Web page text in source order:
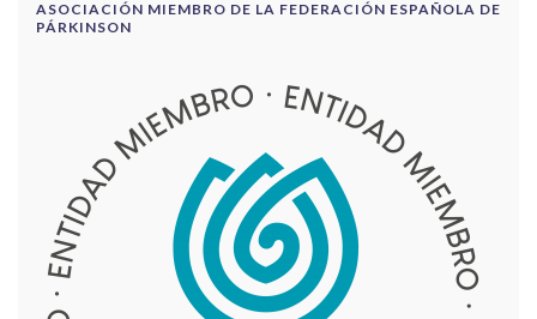
ASOCIACIÓN MIEMBRO DE LA FEDERACIÓN ESPAÑOLA DE
PÁRKINSON